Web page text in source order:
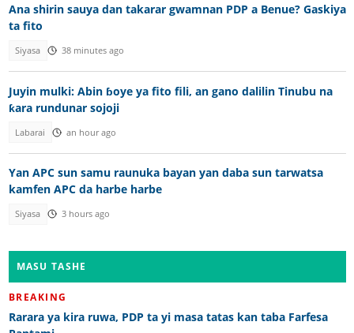
Ana shirin sauya dan takarar gwamnan PDP a Benue? Gaskiya
ta fito
Siyasa 38 minutes ago
Juyin mulki: Abin ɓoye ya fito fili, an gano dalilin Tinubu na
ƙara rundunar sojoji
Labarai an hour ago
Yan APC sun samu raunuka bayan yan daba sun tarwatsa
kamfen APC da harbe harbe
Siyasa 3 hours ago
MASU TASHE
BREAKING
Rarara ya kira ruwa, PDP ta yi masa tatas kan taba Farfesa